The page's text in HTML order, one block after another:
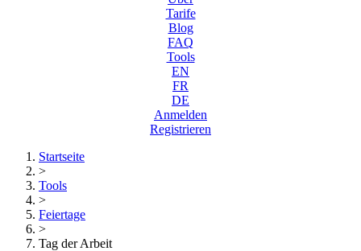
Tarife
Blog
FAQ
Tools
EN
FR
DE
Anmelden
Registrieren
Startseite
>
Tools
>
Feiertage
>
Tag der Arbeit